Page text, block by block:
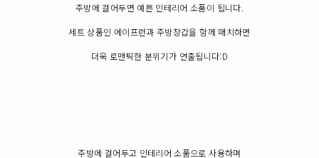
주방에 걸어두면 예쁜 인테리어 소품이 됩니다.
세트 상품인 에이프런과 주방장갑을 함께 매치하면
더욱 로맨틱한 분위기가 연출됩니다:D
주방에 걸어두고 인테리어 소품으로 사용하며